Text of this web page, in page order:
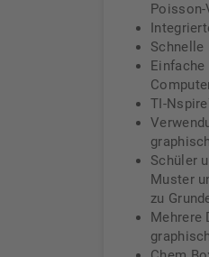
Schnelle
TI-
Schüler
Muster
zu
Mehrere